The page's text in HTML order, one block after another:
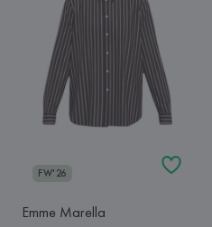
FW'26
Emme Marella